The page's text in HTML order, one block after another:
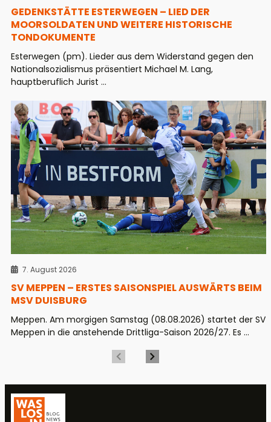
GEDENKSTÄTTE ESTERWEGEN – LIED DER
MOORSOLDATEN UND WEITERE HISTORISCHE
TONDOKUMENTE
Esterwegen (pm). Lieder aus dem Widerstand gegen den
Nationalsozialismus präsentiert Michael M. Lang,
hauptberuflich Jurist ...
7. August 2026
SV MEPPEN – ERSTES SAISONSPIEL AUSWÄRTS BEIM
MSV DUISBURG
Meppen. Am morgigen Samstag (08.08.2026) startet der SV
Meppen in die anstehende Drittliga-Saison 2026/27. Es ...